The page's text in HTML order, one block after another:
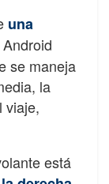
una
se maneja
la
viaje,
está